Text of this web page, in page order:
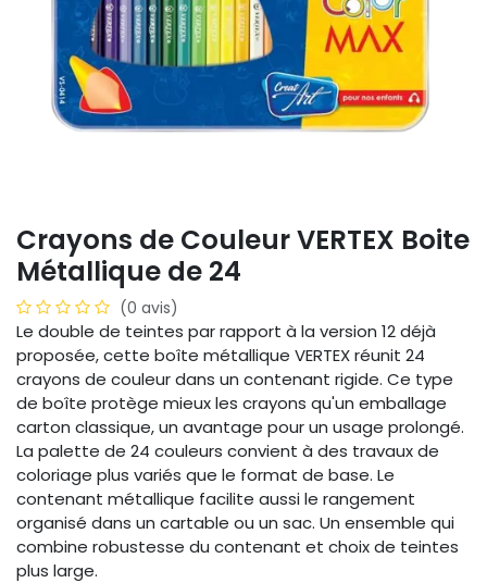
Crayons de Couleur VERTEX Boite
Métallique de 24
(0 avis)
Le double de teintes par rapport à la version 12 déjà
proposée, cette boîte métallique VERTEX réunit 24
crayons de couleur dans un contenant rigide. Ce type
de boîte protège mieux les crayons qu'un emballage
carton classique, un avantage pour un usage prolongé.
La palette de 24 couleurs convient à des travaux de
coloriage plus variés que le format de base. Le
contenant métallique facilite aussi le rangement
organisé dans un cartable ou un sac. Un ensemble qui
combine robustesse du contenant et choix de teintes
plus large.